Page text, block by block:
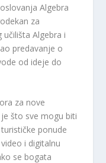
Algebra
za
učilišta Algebra i
predavanje o
od ideje do
za nove
što sve mogu biti
ponude
i digitalnu
se bogata